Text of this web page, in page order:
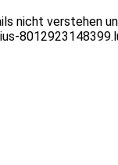
nicht verstehen